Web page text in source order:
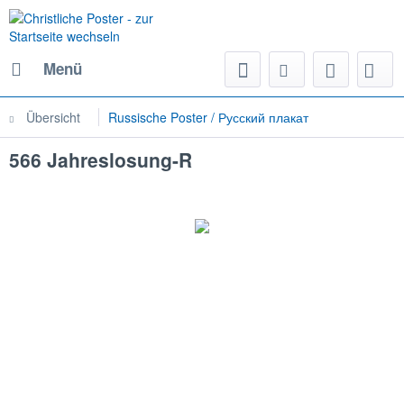
Menü
Übersicht Russische Poster / Русский плакат
566 Jahreslosung-R